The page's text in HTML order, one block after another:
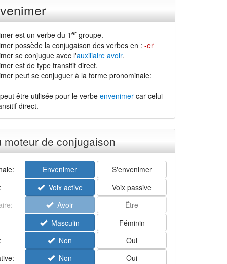
est un verbe du 1 ergroupe.
possède la conjugaison des verbes en : -er
se conjugue avec l'auxiliaire avoir.
est de type transitif direct.
peut se conjuguer à la forme pronominale:
être utilisée pour le verbe envenimercar celui-
direct.
moteur de conjugaison
Envenimer
S'envenimer
Voix active
Voix passive
Avoir
Être
Masculin
Féminin
Non
Oui
Non
Oui